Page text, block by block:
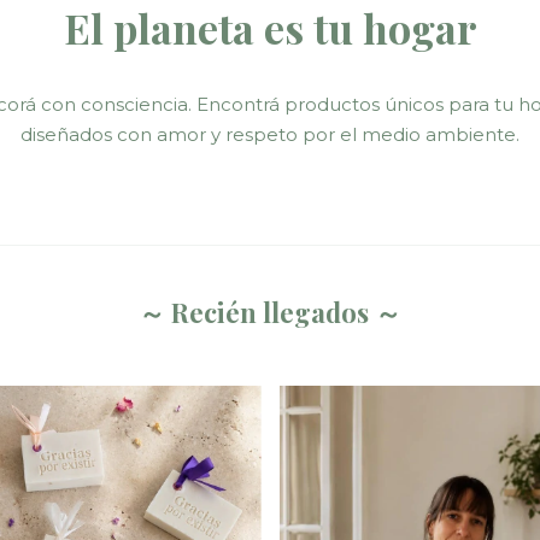
El planeta es tu hogar
con consciencia. Encontrá productos únicos para tu
diseñados con amor y respeto por el medio ambiente.
～ Recién llegados ～